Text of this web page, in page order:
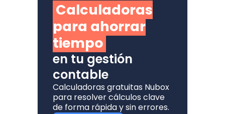
Calculadoras
para ahorrar
tiempo
en tu gestión
contable
Calculadoras gratuitas Nubox
para resolver cálculos clave
de forma rápida y sin errores.